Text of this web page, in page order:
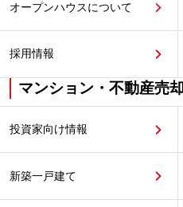
オープンハウスについて
採用情報
マンション・不動産売
投資家向け情報
新築一戸建て